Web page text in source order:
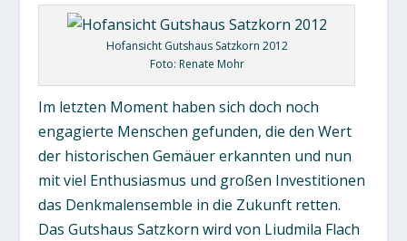
Hofansicht Gutshaus Satzkorn 2012
Foto: Renate Mohr
Im letzten Moment haben sich doch noch
engagierte Menschen gefunden, die den Wert
der historischen Gemäuer erkannten und nun
mit viel Enthusiasmus und großen Investitionen
das Denkmalensemble in die Zukunft retten.
Das Gutshaus Satzkorn wird von Liudmila Flach